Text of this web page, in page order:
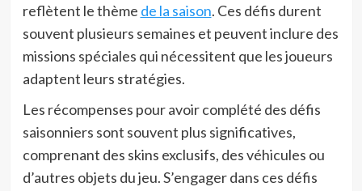
reflètent le thème de la saison. Ces défis durent
souvent plusieurs semaines et peuvent inclure des
missions spéciales qui nécessitent que les joueurs
adaptent leurs stratégies.
Les récompenses pour avoir complété des défis
saisonniers sont souvent plus significatives,
comprenant des skins exclusifs, des véhicules ou
d’autres objets du jeu. S’engager dans ces défis